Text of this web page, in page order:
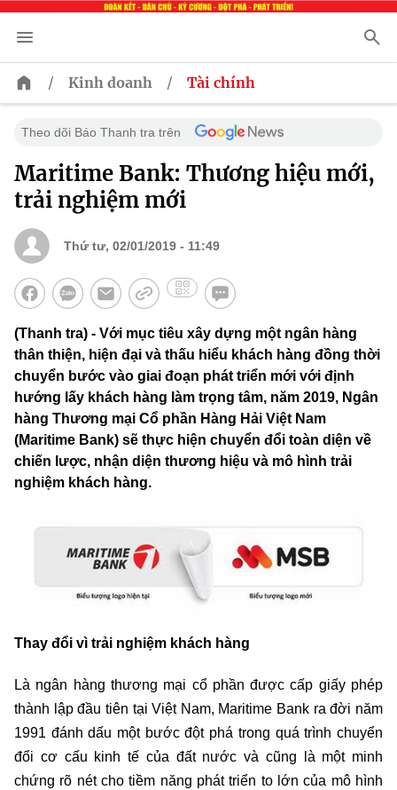
/ Kinh doanh / Tài chính
Theo dõi Báo Thanh tra trên
Maritime Bank: Thương hiệu mới,
trải nghiệm mới
Thứ tư, 02/01/2019 - 11:49
(Thanh tra) - Với mục tiêu xây dựng một ngân hàng
thân thiện, hiện đại và thấu hiểu khách hàng đồng thời
chuyển bước vào giai đoạn phát triển mới với định
hướng lấy khách hàng làm trọng tâm, năm 2019, Ngân
hàng Thương mại Cổ phần Hàng Hải Việt Nam
(Maritime Bank) sẽ thực hiện chuyển đổi toàn diện về
chiến lược, nhận diện thương hiệu và mô hình trải
nghiệm khách hàng.
Thay đổi vì trải nghiệm khách hàng
Là ngân hàng thương mại cổ phần được cấp giấy phép
thành lập đầu tiên tại Việt Nam, Maritime Bank ra đời năm
1991 đánh dấu một bước đột phá trong quá trình chuyển
đổi cơ cấu kinh tế của đất nước và cũng là một minh
chứng rõ nét cho tiềm năng phát triển to lớn của mô hình